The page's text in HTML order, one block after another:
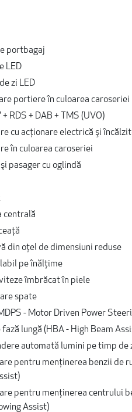
portbagaj
LED
zi LED
portiere în culoarea caroseriei
RDS + DAB + TMS (UVO)
cu acționare electrică şi
în culoarea caroseriei
pasager cu oglindă
centrală
din oţel de dimensiuni reduse
pe înălţime
îmbrăcat în piele
spate
- Motor Driven Power
lungă (HBA - High Beam
automată lumini pe timp de
pentru menţinerea benzii de
pentru menţinerea centrului
Assist)